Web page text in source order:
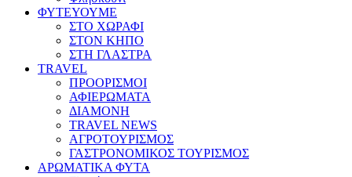
ΦΥΤΕΥΟΥΜΕ
ΣΤΟ ΧΩΡΑΦΙ
ΣΤΟΝ ΚΗΠΟ
ΣΤΗ ΓΛΑΣΤΡΑ
TRAVEL
ΠΡΟΟΡΙΣΜΟΙ
ΑΦΙΕΡΩΜΑΤΑ
ΔΙΑΜΟΝΗ
TRAVEL NEWS
ΑΓΡΟΤΟΥΡΙΣΜΟΣ
ΓΑΣΤΡΟΝΟΜΙΚΟΣ ΤΟΥΡΙΣΜΟΣ
ΑΡΩΜΑΤΙΚΑ ΦΥΤΑ